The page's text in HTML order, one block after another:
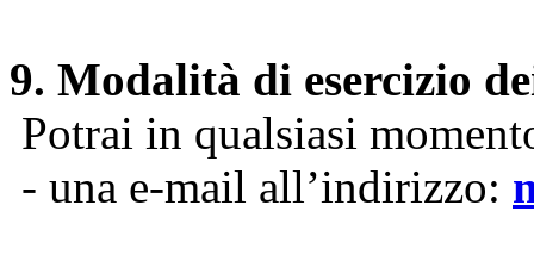
9. Modalità di esercizio
Potrai in qualsiasi
- una e-mail all’indirizzo: